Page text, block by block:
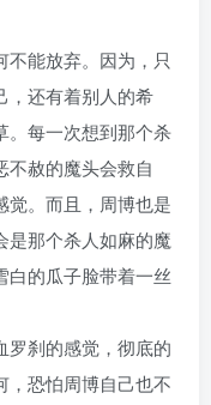
不能放弃。因为，只
，还有着别人的希
。每一次想到那个杀
不赦的魔头会救自
觉。而且，周博也是
是那个杀人如麻的魔
白的瓜子脸带着一丝
罗刹的感觉，彻底的
，恐怕周博自己也不